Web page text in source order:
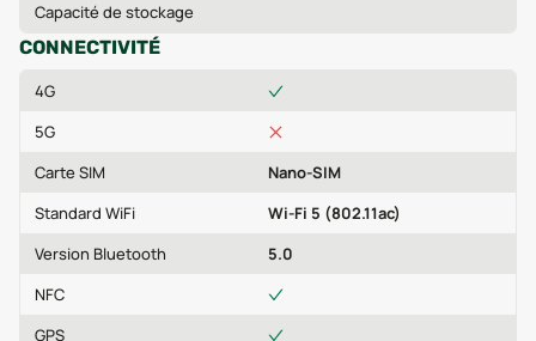
Capacité de stockage
CONNECTIVITÉ
4G
5G
Carte SIM
Nano-SIM
Standard WiFi
Wi-Fi 5 (802.11ac)
Version Bluetooth
5.0
NFC
GPS